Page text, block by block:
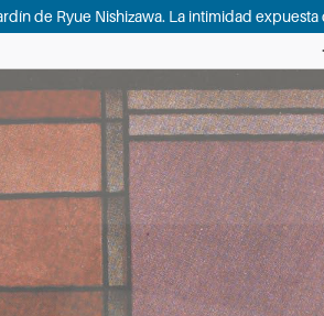
de Ryue Nishizawa. La intimidad